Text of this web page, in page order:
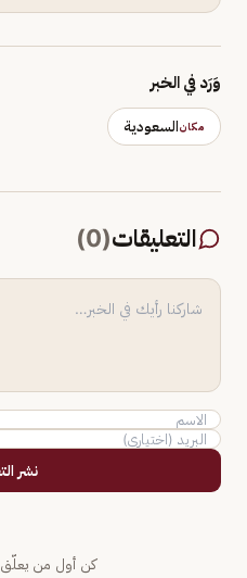
وَرَد في الخبر
مكانالسعودية
التعليقات(
0
)
نشر
كن أول من يعلّق